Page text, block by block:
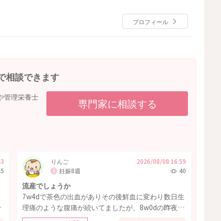
プロフィール
相談できます
管理栄養士 専門家に相談する
りんご
妊娠8週
2026/08/08 16:59
40
流産でしょうか
7w4dで茶色の出血がありその後鮮血に変わり数日生
理痛のような腹痛が続いてましたが、8w0dの昨夜出
血量が増えたなと思っていたら直径4cmぐらいの血